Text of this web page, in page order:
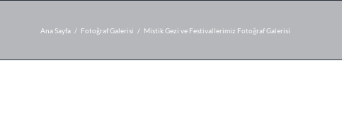
Ana Sayfa / Fotoğraf Galerisi / Mistik Gezi ve Festivallerimiz Fotoğraf Galerisi